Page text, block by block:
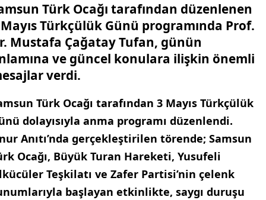
Türk Ocağı tarafından düzenlenen
Türkçülük Günü programında Prof.
Mustafa Çağatay Tufan, günün
ve güncel konulara ilişkin önemli
verdi.
Türk Ocağı tarafından 3 Mayıs Türkçülük
dolayısıyla anma programı düzenlendi.
Anıtı’nda gerçekleştirilen törende; Samsun
Ocağı, Büyük Turan Hareketi, Yusufeli
Teşkilatı ve Zafer Partisi’nin çelenk
başlayan etkinlikte, saygı duruşu